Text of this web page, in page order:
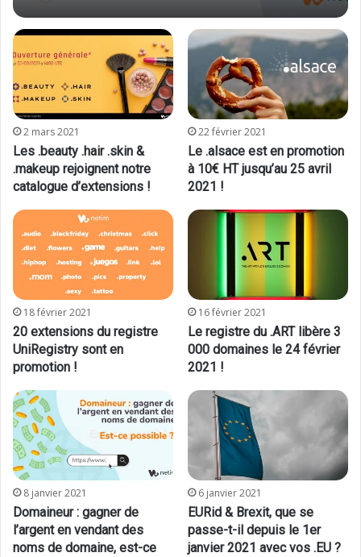
2 mars 2021
Les .beauty .hair .skin &
.makeup rejoignent notre
catalogue d’extensions !
22 février 2021
Le .alsace est en promotion
à 10€ HT jusqu’au 25 avril
2021 !
18 février 2021
20 extensions du registre
UniRegistry sont en
promotion !
16 février 2021
Le registre du .ART libère 3
000 domaines le 24 février
2021 !
8 janvier 2021
Domaineur : gagner de
l’argent en vendant des
noms de domaine, est-ce
6 janvier 2021
EURid & Brexit, que se
passe-t-il depuis le 1er
janvier 2021 avec vos .EU ?